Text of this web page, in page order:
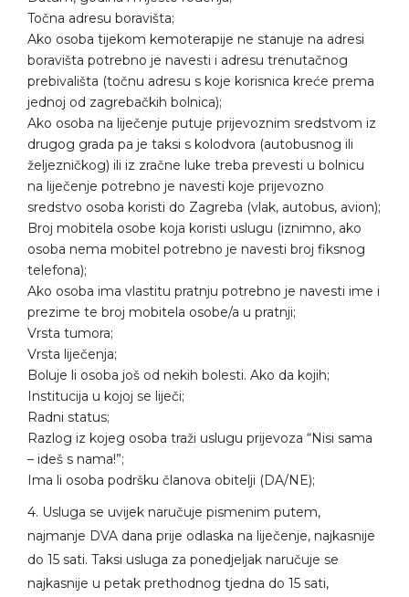
Točna adresu boravišta;
Ako osoba tijekom kemoterapije ne stanuje na adresi
boravišta potrebno je navesti i adresu trenutačnog
prebivališta (točnu adresu s koje korisnica kreće prema
jednoj od zagrebačkih bolnica);
Ako osoba na liječenje putuje prijevoznim sredstvom iz
drugog grada pa je taksi s kolodvora (autobusnog ili
željezničkog) ili iz zračne luke treba prevesti u bolnicu
na liječenje potrebno je navesti koje prijevozno
sredstvo osoba koristi do Zagreba (vlak, autobus, avion);
Broj mobitela osobe koja koristi uslugu (iznimno, ako
osoba nema mobitel potrebno je navesti broj fiksnog
telefona);
Ako osoba ima vlastitu pratnju potrebno je navesti ime i
prezime te broj mobitela osobe/a u pratnji;
Vrsta tumora;
Vrsta liječenja;
Boluje li osoba još od nekih bolesti. Ako da kojih;
Institucija u kojoj se liječi;
Radni status;
Razlog iz kojeg osoba traži uslugu prijevoza “Nisi sama
– ideš s nama!”;
Ima li osoba podršku članova obitelji (DA/NE);
4. Usluga se uvijek naručuje pismenim putem,
najmanje DVA dana prije odlaska na liječenje, najkasnije
do 15 sati. Taksi usluga za ponedjeljak naručuje se
najkasnije u petak prethodnog tjedna do 15 sati,